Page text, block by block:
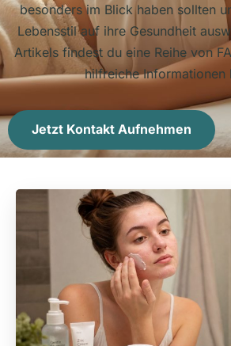
besonders im Blick haben sollten
Lebensstil auf ihre Gesundheit
Artikels findest du eine Reihe von
hilfreiche Informationen
Jetzt Kontakt Aufnehmen